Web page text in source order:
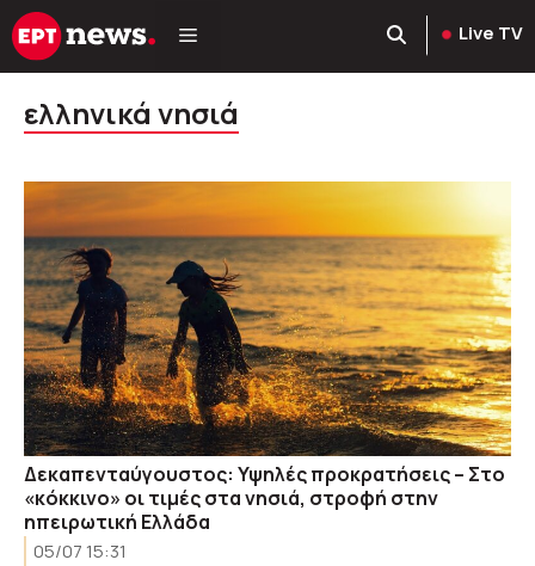
Μετάβαση
σε
Live TV
ελληνικά νησιά
Δεκαπενταύγουστος: Υψηλές προκρατήσεις – Στο
«κόκκινο» οι τιμές στα νησιά, στροφή στην
ηπειρωτική Ελλάδα
05/07 15:31